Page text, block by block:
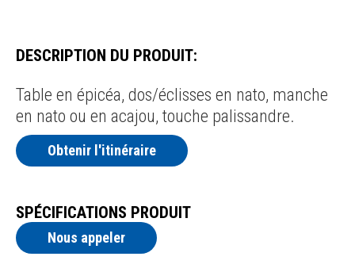
DESCRIPTION DU PRODUIT:
Table en épicéa, dos/éclisses en nato, manche
en nato ou en acajou, touche palissandre.
Obtenir l'itinéraire
SPÉCIFICATIONS PRODUIT
Nous appeler